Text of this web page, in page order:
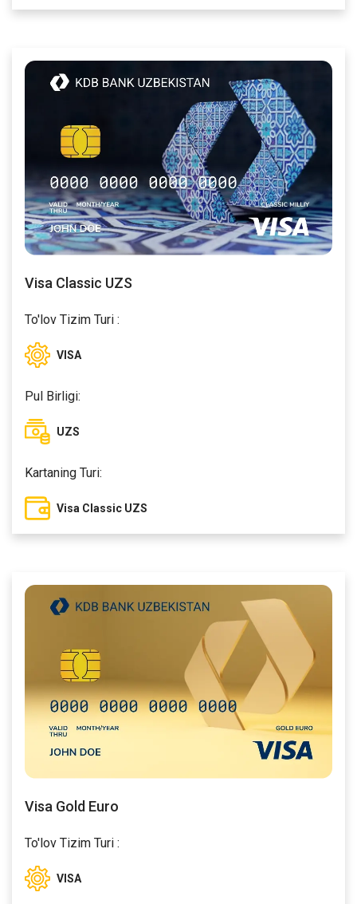
Visa Classic UZS
To'lov Tizim Turi :
VISA
Pul Birligi:
UZS
Kartaning Turi:
Visa Classic UZS
Visa Gold Euro
To'lov Tizim Turi :
VISA